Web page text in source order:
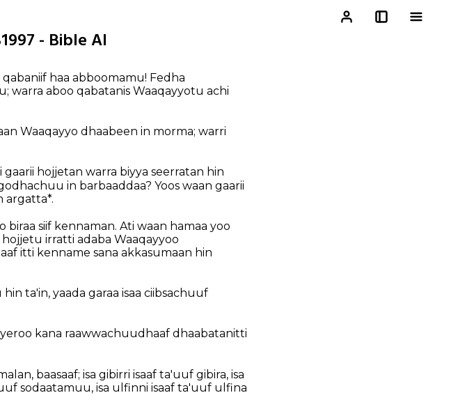
- Bible AI
haa abboomamu! Fedha
warra aboo qabatanis Waaqayyotu achi
Waaqayyo dhaabeen in morma; warri
hojjetan warra biyya seerratan hin
in barbaaddaa? Yoos waan gaarii
argatta*.
siif kennaman. Ati waan hamaa yoo
irratti adaba Waaqayyoo
itti kenname sana akkasumaan hin
ta'in, yaada garaa isaa ciibsachuuf
kana raawwachuudhaaf dhaabatanitti
baasaaf; isa gibirri isaaf ta'uuf gibira, isa
sodaatamuu, isa ulfinni isaaf ta'uuf ulfina